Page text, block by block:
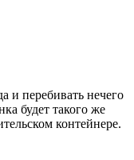
и перебивать нечего
будет такого же
контейнере.